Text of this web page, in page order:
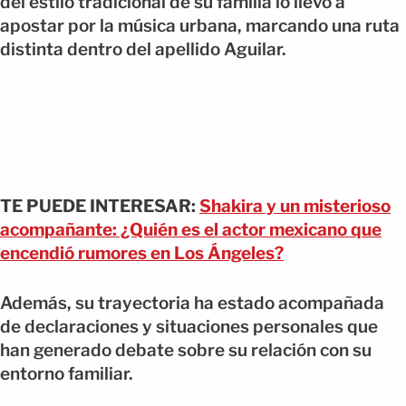
apostar por la música urbana, marcando una ruta
distinta dentro del apellido Aguilar.
TE PUEDE INTERESAR: Shakira y un misterioso
acompañante: ¿Quién es el actor mexicano que
encendió rumores en Los Ángeles?
Además, su trayectoria ha estado acompañada
de declaraciones y situaciones personales que
han generado debate sobre su relación con su
entorno familiar.